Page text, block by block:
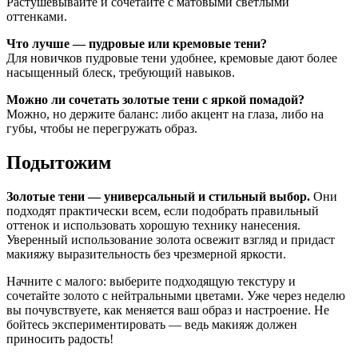
оттенками.
Что лучше — пудровые или кремовые тени?
Для новичков пудровые тени удобнее, кремовые дают более
насыщенный блеск, требующий навыков.
Можно ли сочетать золотые тени с яркой помадой?
Можно, но держите баланс: либо акцент на глаза, либо на
губы, чтобы не перегружать образ.
Подытожим
Золотые тени — универсальный и стильный выбор. Они
подходят практически всем, если подобрать правильный
оттенок и использовать хорошую технику нанесения.
Уверенный использование золота освежит взгляд и придаст
макияжу выразительность без чрезмерной яркости.
Начните с малого: выберите подходящую текстуру и
сочетайте золото с нейтральными цветами. Уже через неделю
вы почувствуете, как меняется ваш образ и настроение. Не
бойтесь экспериментировать — ведь макияж должен
приносить радость!